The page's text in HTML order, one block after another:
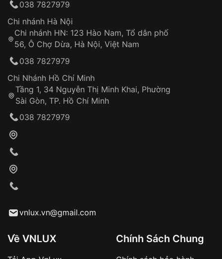
Hotline: 0585 215 215
Từ khóa SEO:
Khách hàng kiểm tra và thanh toán trực tiếp
Từ khóa SEO:
thống VNLUX
Đảm bảo quyền lợi khách hàng
Đồng hành cùng khách hàng trong suốt quá
trình sử dụng
038 7827979
Chi nhánh Hà Nội
Chi nhánh HN: 123 Hào Nam, Tổ dân phố
56, Ô Chợ Dừa, Hà Nội, Việt Nam
038 7827979
Chi Nhánh Hồ Chí Minh
Tầng 1, 34 Nguyễn Thị Minh Khai, Phường
Sài Gòn, TP. Hồ Chí Minh
038 7827979
vnlux.vn@gmail.com
Về VNLUX Chính Sách Chung